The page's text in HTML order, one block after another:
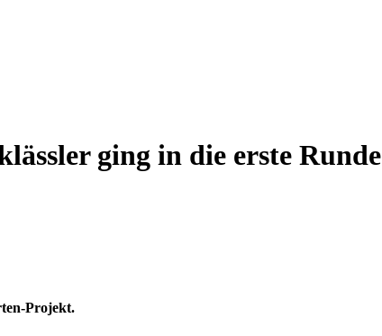
ging in die erste Runde
Projekt.